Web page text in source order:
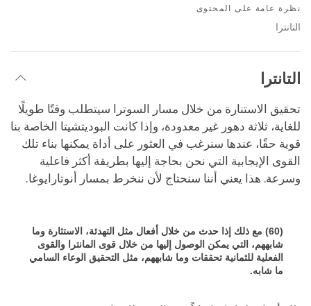
نظرة عامة على المحتوى
التانترا
التانترا
تحقيق الاستنارة من خلال مسار السوترا سيتطلب وقتًا طويلًا
للغاية، ثلاثة دهور غير معدودة، وإذا كانت البوديتشيتا الخاصة بنا
قوية حقًا، عندها سنرغب في العثور على أداة يمكنها بناء تلك
القوى الإيجابية التي نحن بحاجة إليها بطريقة أكثر فاعلية
وسرعة. هذا يعني أننا سنحتاج لأن ننخرط بمسار أنوتارايوغا.
(60) مع ذلك إذا حدث من خلال أفعال مثل التهدئة، الاستثارة وما
شابههم، التي يمكن الوصول إليها من خلال قوى المانترا والقوى
الفعلية للثمانية تحققات وما شابههم، مثل التحقيق الوعاء السامي
ما شابه.